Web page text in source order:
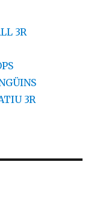
3R
3R